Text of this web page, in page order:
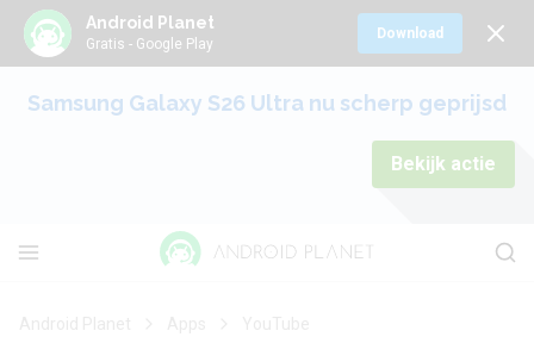
Android Planet
Gratis - Google Play
Download
Samsung Galaxy S26 Ultra nu scherp geprijsd
Bekijk actie